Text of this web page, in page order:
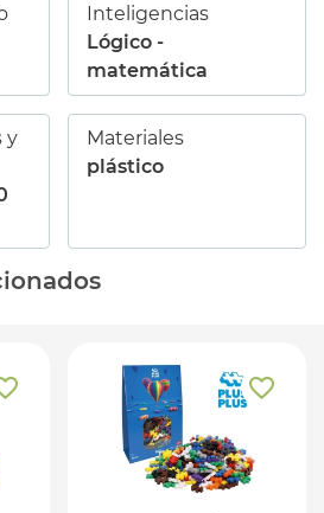
Inteligencias
Lógico -
matemática
y
Materiales
plástico